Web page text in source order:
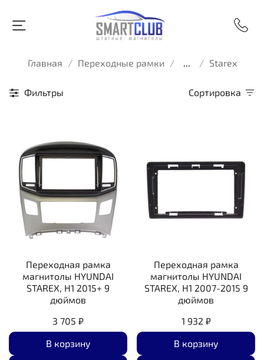
Главная Переходные рамки ... Starex
Фильтры Сортировка
Переходная рамка
магнитолы HYUNDAI
STAREX, H1 2015+ 9
дюймов
3 705 ₽
В корзину
Переходная рамка
магнитолы HYUNDAI
STAREX, H1 2007-2015 9
дюймов
1 932 ₽
В корзину